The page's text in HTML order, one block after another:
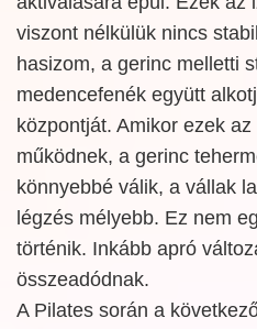
viszont nélkülük nincs
hasizom, a gerinc melletti
medencefenék együtt
központját. Amikor ezek
működnek, a gerinc
könnyebbé válik, a vállak
légzés mélyebb. Ez nem
történik. Inkább apró
összeadódnak.
A Pilates során a